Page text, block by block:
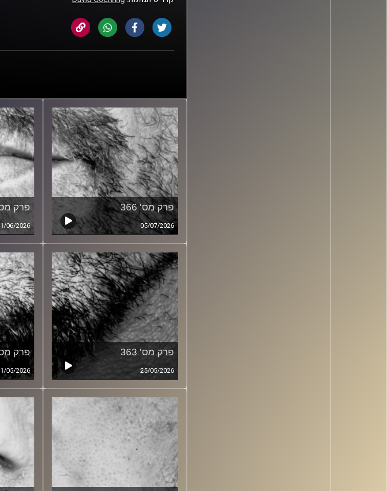
פרק מס' 366
05/07/2026
פרק מס'
06/2026
פרק מס' 363
25/05/2026
פרק מס'
05/2026